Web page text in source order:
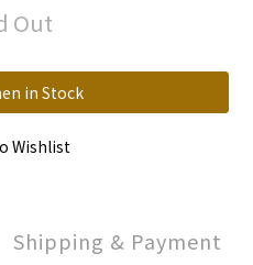
Out
in Stock
Wishlist
Shipping & Payment